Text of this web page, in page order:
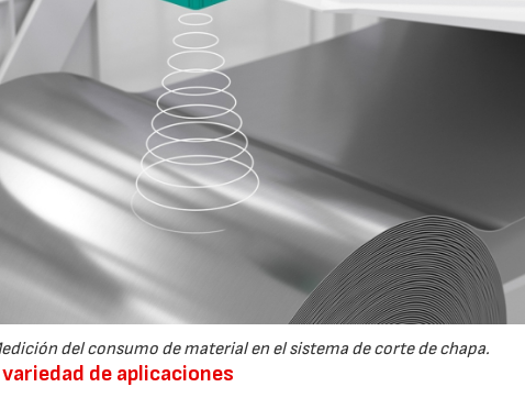
del consumo de material en el sistema de corte de chapa.
de aplicaciones